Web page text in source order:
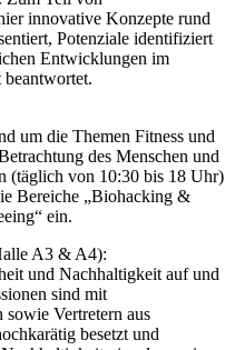
innovative Konzepte rund
Potenziale identifiziert
Entwicklungen im
beantwortet.
um die Themen Fitness und
des Menschen und
(täglich von 10:30 bis 18 Uhr)
Bereiche „Biohacking &
ein.
A3 & A4):
und Nachhaltigkeit auf und
sind mit
sowie Vertretern aus
besetzt und